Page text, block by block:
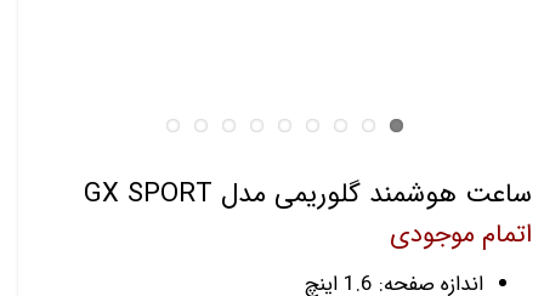
ساعت هوشمند گلوریمی مدل GX SPORT
اتمام موجودی
اندازه صفحه: 1.6 اینچ